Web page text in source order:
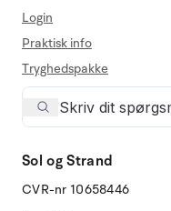
Login
Praktisk info
Tryghedspakke
Sol og Strand
CVR-nr 10658446